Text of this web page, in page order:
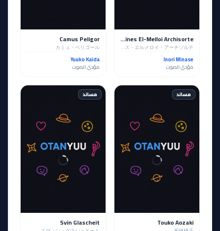
Reines El-Melloi Archisorte
ライネス・エルメロイ・アーチゾルテ
Inori Minase
مؤدي الصوت
Camus Peligor
カミュ・ペリゴール
Yuuko Kaida
مؤدي الصوت
مساند
Touko Aozaki
مساند
Svin Glascheit